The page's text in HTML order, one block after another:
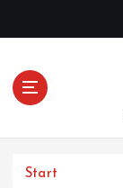
Start